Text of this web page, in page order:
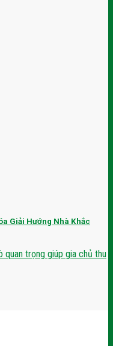
Giải Hướng Nhà Khắc
quan trọng giúp gia chủ thu